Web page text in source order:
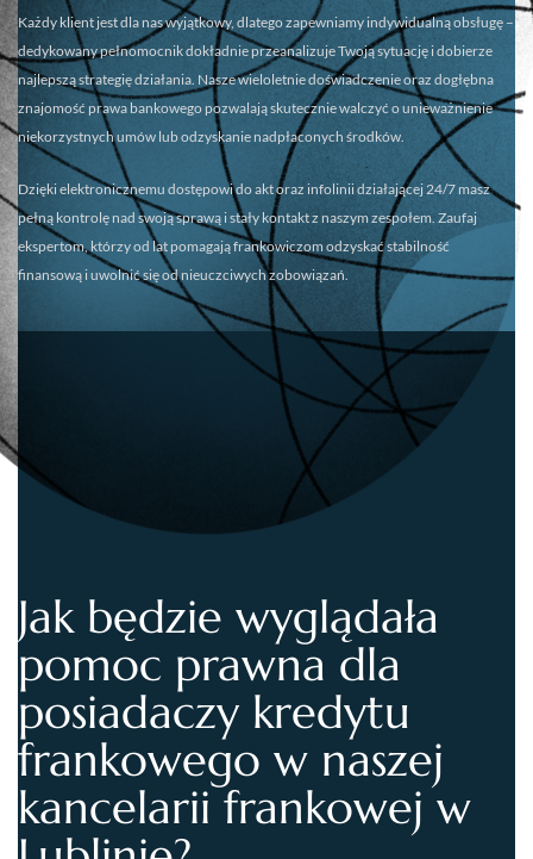
Każdy klient jest dla nas wyjątkowy, dlatego zapewniamy indywidualną obsługę –
dedykowany pełnomocnik dokładnie przeanalizuje Twoją sytuację i dobierze
najlepszą strategię działania. Nasze wieloletnie doświadczenie oraz dogłębna
znajomość prawa bankowego pozwalają skutecznie walczyć o unieważnienie
niekorzystnych umów lub odzyskanie nadpłaconych środków.
Dzięki elektronicznemu dostępowi do akt oraz infolinii działającej 24/7 masz
pełną kontrolę nad swoją sprawą i stały kontakt z naszym zespołem. Zaufaj
ekspertom, którzy od lat pomagają frankowiczom odzyskać stabilność
finansową i uwolnić się od nieuczciwych zobowiązań.
Jak będzie wyglądała
pomoc prawna dla
posiadaczy kredytu
frankowego w naszej
kancelarii frankowej w